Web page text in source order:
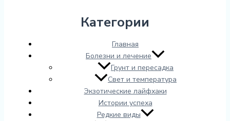
Категории
Главная
Болезни и лечение
Грунт и пересадка
Свет и температура
Экзотические лайфхаки
Истории успеха
Редкие виды